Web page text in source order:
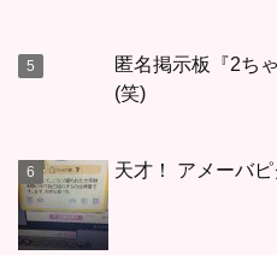
匿名掲示板『2ち
(笑)
天才！ アメーバ